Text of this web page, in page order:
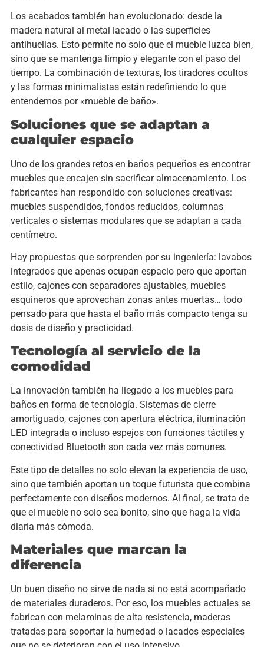
Los acabados también han evolucionado: desde la
madera natural al metal lacado o las superficies
antihuellas. Esto permite no solo que el mueble luzca bien,
sino que se mantenga limpio y elegante con el paso del
tiempo. La combinación de texturas, los tiradores ocultos
y las formas minimalistas están redefiniendo lo que
entendemos por «mueble de baño».
Soluciones que se adaptan a
cualquier espacio
Uno de los grandes retos en baños pequeños es encontrar
muebles que encajen sin sacrificar almacenamiento. Los
fabricantes han respondido con soluciones creativas:
muebles suspendidos, fondos reducidos, columnas
verticales o sistemas modulares que se adaptan a cada
centímetro.
Hay propuestas que sorprenden por su ingeniería: lavabos
integrados que apenas ocupan espacio pero que aportan
estilo, cajones con separadores ajustables, muebles
esquineros que aprovechan zonas antes muertas… todo
pensado para que hasta el baño más compacto tenga su
dosis de diseño y practicidad.
Tecnología al servicio de la
comodidad
La innovación también ha llegado a los muebles para
baños en forma de tecnología. Sistemas de cierre
amortiguado, cajones con apertura eléctrica, iluminación
LED integrada o incluso espejos con funciones táctiles y
conectividad Bluetooth son cada vez más comunes.
Este tipo de detalles no solo elevan la experiencia de uso,
sino que también aportan un toque futurista que combina
perfectamente con diseños modernos. Al final, se trata de
que el mueble no solo sea bonito, sino que haga la vida
diaria más cómoda.
Materiales que marcan la
diferencia
Un buen diseño no sirve de nada si no está acompañado
de materiales duraderos. Por eso, los muebles actuales se
fabrican con melaminas de alta resistencia, maderas
tratadas para soportar la humedad o lacados especiales